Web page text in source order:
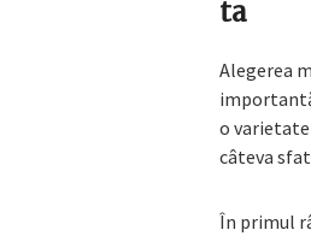
ta
Alegerea
o
câteva
În primul